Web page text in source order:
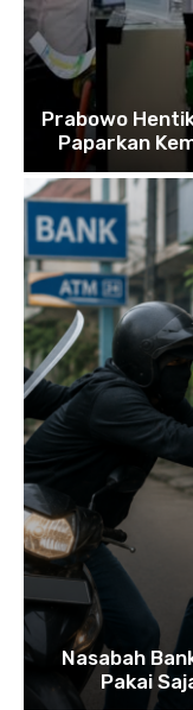
Prabowo
Paparkan
Nasabah
Pakai